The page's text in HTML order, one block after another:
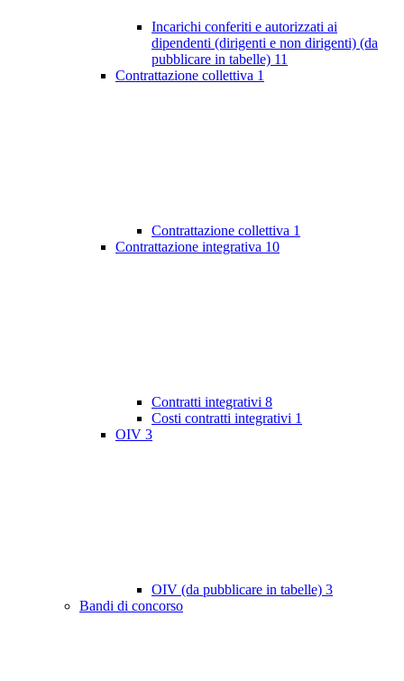
Incarichi conferiti e autorizzati ai
dipendenti (dirigenti e non dirigenti) (da
pubblicare in tabelle) 11
Contrattazione collettiva 1
Contrattazione collettiva 1
Contrattazione integrativa 10
Contratti integrativi 8
Costi contratti integrativi 1
OIV 3
OIV (da pubblicare in tabelle) 3
Bandi di concorso